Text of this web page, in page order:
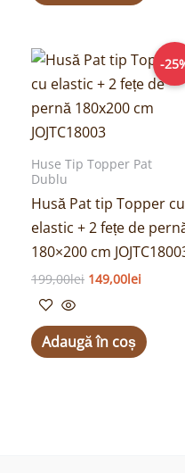
-
Huse Tip Topper Pat
Dublu
Husă Pat tip Topper cu
elastic + 2 fețe de
180×200 cm
199,00lei
Prețul
inițial
a
fost:
199,00lei.
149,00lei
Prețul
curent
este:
Adaugă în coș